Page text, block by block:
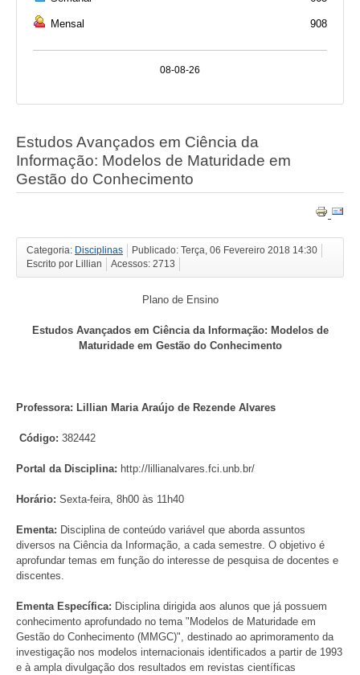
Mensal 908
08-08-26
Estudos Avançados em Ciência da
Informação: Modelos de Maturidade em
Gestão do Conhecimento
Categoria: Disciplinas
Publicado: Terça, 06 Fevereiro 2018 14:30
Escrito por Lillian
Acessos: 2713
Plano de Ensino
Estudos Avançados em Ciência da Informação: Modelos de
Maturidade em Gestão do Conhecimento
Professora: Lillian Maria Araújo de Rezende Alvares
Código: 382442
Portal da Disciplina: http://lillianalvares.fci.unb.br/
Horário: Sexta-feira, 8h00 às 11h40
Ementa: Disciplina de conteúdo variável que aborda assuntos
diversos na Ciência da Informação, a cada semestre. O objetivo é
aprofundar temas em função do interesse de pesquisa de docentes e
discentes.
Ementa Específica: Disciplina dirigida aos alunos que já possuem
conhecimento aprofundado no tema "Modelos de Maturidade em
Gestão do Conhecimento (MMGC)", destinado ao aprimoramento da
investigação nos modelos internacionais identificados a partir de 1993
e à ampla divulgação dos resultados em revistas científicas